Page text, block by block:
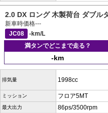
2.0 DX ロング 木製荷台 ダブル
新車時価格---
JC08
-km/L
満タンでどこまで走る？
-km
排気量 1998cc
ミッション フロア5MT
最大出力 86ps/3500rpm